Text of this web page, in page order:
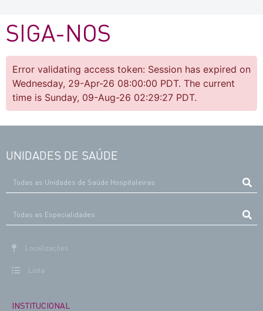
SIGA-NOS
Error validating access token: Session has expired on
Wednesday, 29-Apr-26 08:00:00 PDT. The current
time is Sunday, 09-Aug-26 02:29:27 PDT.
UNIDADES DE SAÚDE
Localizações
Lista
INSTITUCIONAL